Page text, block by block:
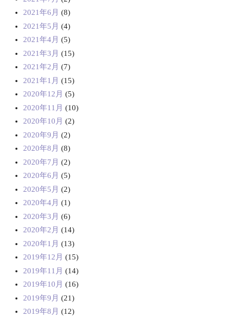
2021年6月 (8)
2021年5月 (4)
2021年4月 (5)
2021年3月 (15)
2021年2月 (7)
2021年1月 (15)
2020年12月 (5)
2020年11月 (10)
2020年10月 (2)
2020年9月 (2)
2020年8月 (8)
2020年7月 (2)
2020年6月 (5)
2020年5月 (2)
2020年4月 (1)
2020年3月 (6)
2020年2月 (14)
2020年1月 (13)
2019年12月 (15)
2019年11月 (14)
2019年10月 (16)
2019年9月 (21)
2019年8月 (12)